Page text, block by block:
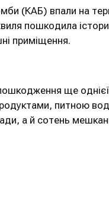
(КАБ) впали на
пошкодила
приміщення.
ще однієї
питною
а й сотень